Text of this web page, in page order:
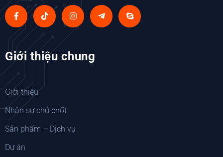
Giới thiệu chung
Giới thiệu
Nhân sự chủ chốt
Sản phẩm – Dịch vụ
Dự án